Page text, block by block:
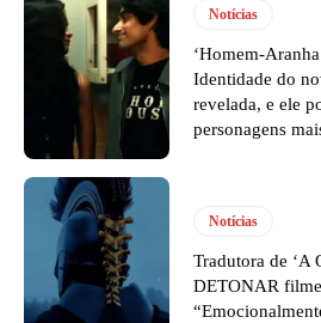
Notícias
‘Homem-
Identidade do
revelada, e ele
personagens
Notícias
Tradutora de ‘A
DETONAR